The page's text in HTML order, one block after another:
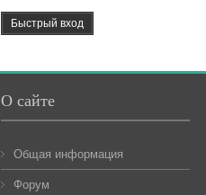
О сайте
Общая информация
Форум